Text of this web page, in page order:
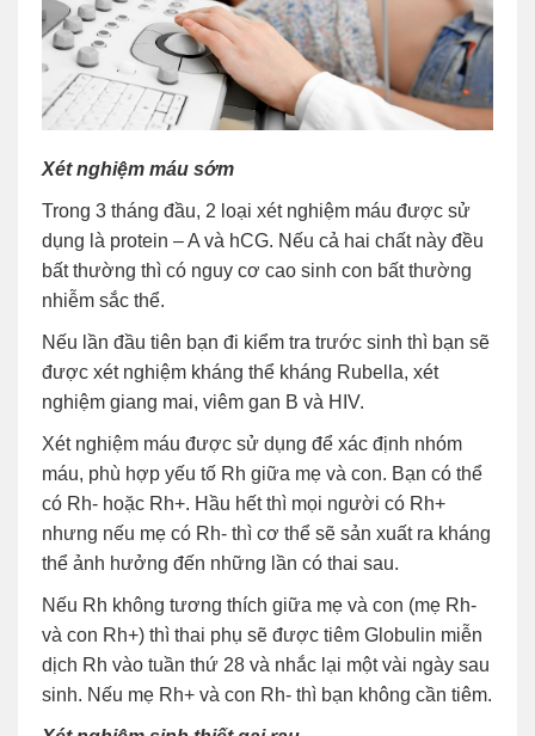
Xét nghiệm máu sớm
Trong 3 tháng đầu, 2 loại xét nghiệm máu được sử
dụng là protein – A và hCG. Nếu cả hai chất này đều
bất thường thì có nguy cơ cao sinh con bất thường
nhiễm sắc thể.
Nếu lần đầu tiên bạn đi kiểm tra trước sinh thì bạn sẽ
được xét nghiệm kháng thể kháng Rubella, xét
nghiệm giang mai, viêm gan B và HIV.
Xét nghiệm máu được sử dụng để xác định nhóm
máu, phù hợp yếu tố Rh giữa mẹ và con. Bạn có thể
có Rh- hoặc Rh+. Hầu hết thì mọi người có Rh+
nhưng nếu mẹ có Rh- thì cơ thể sẽ sản xuất ra kháng
thể ảnh hưởng đến những lần có thai sau.
Nếu Rh không tương thích giữa mẹ và con (mẹ Rh-
và con Rh+) thì thai phụ sẽ được tiêm Globulin miễn
dịch Rh vào tuần thứ 28 và nhắc lại một vài ngày sau
sinh. Nếu mẹ Rh+ và con Rh- thì bạn không cần tiêm.